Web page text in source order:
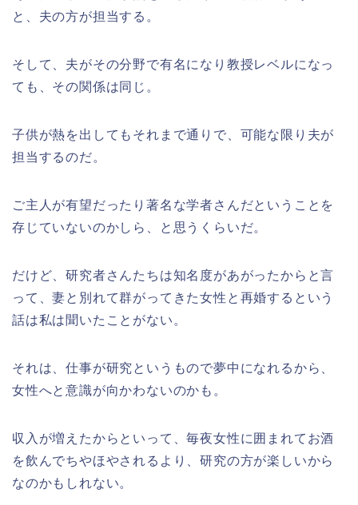
と、夫の方が担当する。
そして、夫がその分野で有名になり教授レベルになっ
ても、その関係は同じ。
子供が熱を出してもそれまで通りで、可能な限り夫が
担当するのだ。
ご主人が有望だったり著名な学者さんだということを
存じていないのかしら、と思うくらいだ。
だけど、研究者さんたちは知名度があがったからと言
って、妻と別れて群がってきた女性と再婚するという
話は私は聞いたことがない。
それは、仕事が研究というもので夢中になれるから、
女性へと意識が向かわないのかも。
収入が増えたからといって、毎夜女性に囲まれてお酒
を飲んでちやほやされるより、研究の方が楽しいから
なのかもしれない。